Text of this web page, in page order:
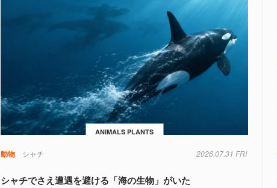
ANIMALS PLANTS
動物 シャチ 2026.07.31 FRI
シャチでさえ遭遇を避ける「海の生物」がいた